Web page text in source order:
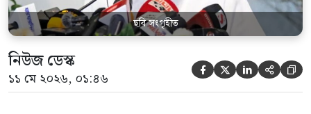
ছবি সংগৃহীত
নিউজ ডেস্ক
১১ মে ২০২৬, ০১:৪৬     